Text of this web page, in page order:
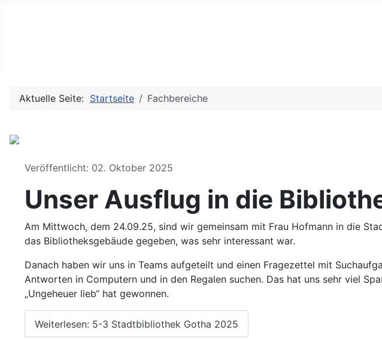
Aktuelle Seite: Startseite Fachbereiche
Details
Veröffentlicht: 02. Oktober 2025
Unser Ausflug in die
Am Mittwoch, dem 24.09.25, sind wir gemeinsam mit Frau Hofmann in die
das Bibliotheksgebäude gegeben, was sehr interessant war.
Danach haben wir uns in Teams aufgeteilt und einen Fragezettel mit
Antworten in Computern und in den Regalen suchen. Das hat uns sehr viel
„Ungeheuer lieb“ hat gewonnen.
Weiterlesen: 5-3 Stadtbibliothek Gotha 2025